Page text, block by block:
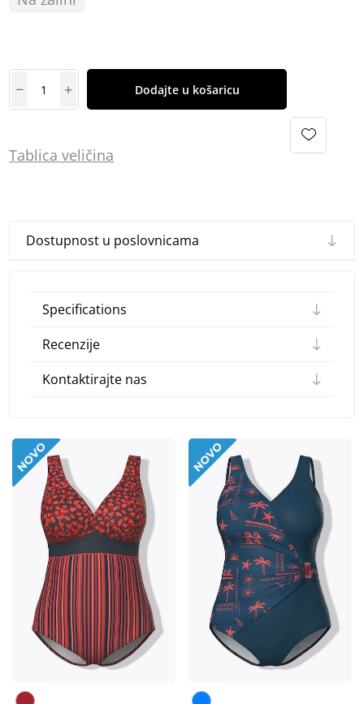
Dodajte u košaricu
Tablica veličina
Dostupnost u poslovnicama
Specifications
Recenzije
Kontaktirajte nas